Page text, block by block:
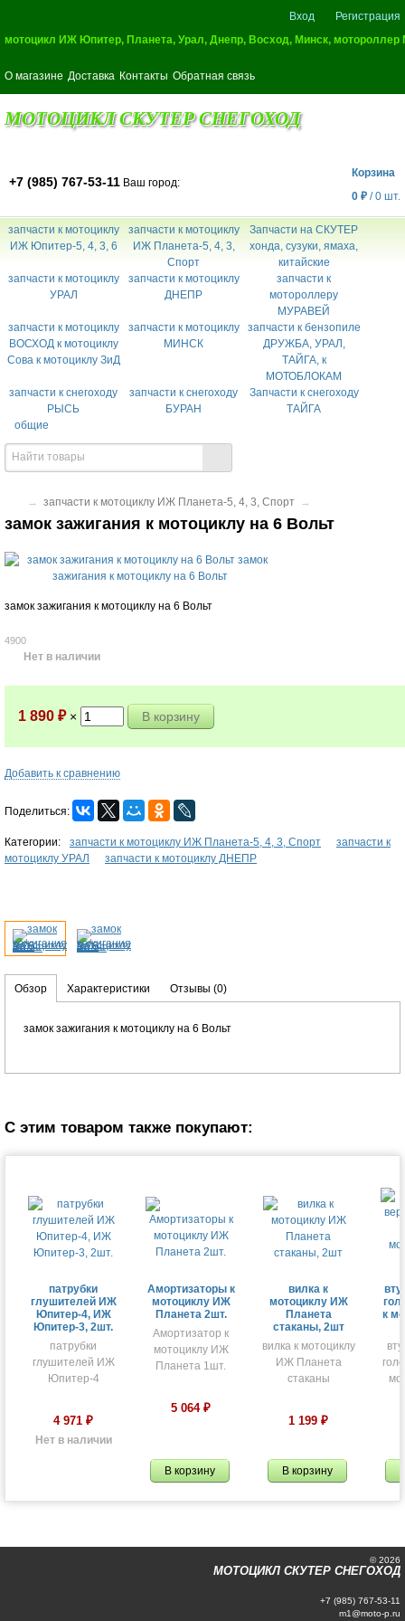
Вход
Регистрация
мотоцикл ИЖ Юпитер, Планета, Урал, Днепр, Восход, Минск,
О магазине Доставка Контакты Обратная связь
МОТОЦИКЛ СКУТЕР СНЕГОХОД
+7 (985) 767-53-11 Ваш город:
Корзина
0 ₽ /0 шт.
запчасти к мотоциклу
ИЖ Юпитер-5, 4, 3, 6
запчасти к мотоциклу
ИЖ Планета-5, 4, 3,
Спорт
Запчасти на СКУТЕР
хонда, сузуки, ямаха,
китайские
запчасти к мотоциклу
УРАЛ
запчасти к мотоциклу
ДНЕПР
запчасти к
мотороллеру
МУРАВЕЙ
запчасти к мотоциклу
ВОСХОД к мотоциклу
Сова к мотоциклу ЗиД
запчасти к мотоциклу
МИНСК
запчасти к бензопиле
ДРУЖБА, УРАЛ,
ТАЙГА, к
МОТОБЛОКАМ
запчасти к снегоходу
РЫСЬ
запчасти к снегоходу
БУРАН
Запчасти к снегоходу
ТАЙГА
общие
→ запчасти к мотоциклу ИЖ Планета-5, 4, 3, Спорт →
замок зажигания к мотоциклу на 6 Вольт
замок зажигания к мотоциклу на 6 Вольт
4900
Нет в наличии
1 890 ₽ ×
Добавить к сравнению
Поделиться:
Категории: запчасти к мотоциклу ИЖ Планета-5, 4, 3, Спорт
запчасти к
мотоциклу УРАЛ
запчасти к мотоциклу ДНЕПР
Обзор Характеристики Отзывы (0)
замок зажигания к мотоциклу на 6 Вольт
С этим товаром также покупают:
патрубки
глушителей ИЖ
Юпитер-4, ИЖ
Юпитер-3, 2шт.
патрубки
глушителей ИЖ
Юпитер-4
4 971 ₽
Нет в наличии
Амортизаторы к
мотоциклу ИЖ
Планета 2шт.
Амортизатор к
мотоциклу ИЖ
Планета 1шт.
5 064 ₽
вилка к
мотоциклу ИЖ
Планета
стаканы, 2шт
вилка к мотоциклу
ИЖ Планета
стаканы
1 199 ₽
к
© 2026
МОТОЦИКЛ СКУТЕР СНЕГОХОД
+7 (985) 767-53-11
m1@moto-p.ru